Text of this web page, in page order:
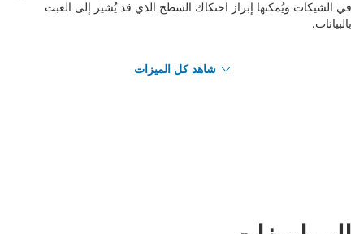
في الشيكات ويُمكنها إبراز احتكاك السطح الذي قد يُشير إلى العبث
بالبيانات.
شاهد كل الميزات